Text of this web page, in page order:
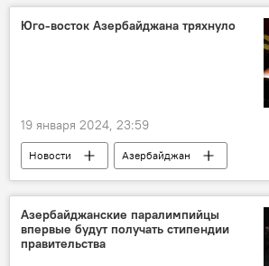
Юго-восток Азербайджана тряхнуло
19 января 2024, 23:59
Новости
Азербайджан
Землетрясение
Стихийное бедствие
Саатлы
Сабирабадский район
Армения
МЧС Азербайджана
Азербайджанские паралимпийцы
впервые будут получать стипендии
правительства